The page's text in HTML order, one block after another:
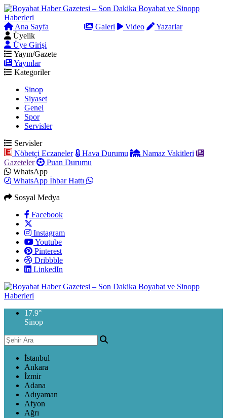
Ana Sayfa Galeri Video
Yazarlar
Üyelik
Üye Girişi
Yayın/Gazete
Yayınlar
Kategoriler
Sinop
Siyaset
Genel
Spor
Servisler
Servisler
Nöbetçi Eczaneler
Hava Durumu
Namaz Vakitleri
Gazeteler
Puan Durumu
WhatsApp
WhatsApp İhbar Hattı
Sosyal Medya
Facebook
Instagram
Youtube
Pinterest
Dribbble
LinkedIn
17.9°
Sinop
İstanbul
Ankara
İzmir
Adana
Adıyaman
Afyon
Ağrı